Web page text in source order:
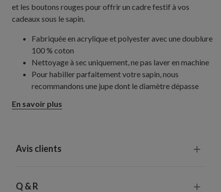
et les boutons rouges pour offrir un cadre festif à vos
cadeaux sous le sapin.
Fabriquée en acrylique et polyester avec une doublure
100 % coton
Nettoyage à sec uniquement, ne pas laver en machine
Pour habiller parfaitement votre sapin, nous
recommandons une jupe dont le diamètre dépasse
En savoir plus
Avis clients
Q & R